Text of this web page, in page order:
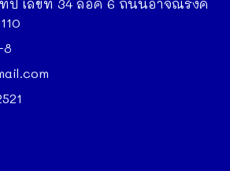
ป เลขที่ 34 ล็อค 6 ถนนอาจณรงค์
8